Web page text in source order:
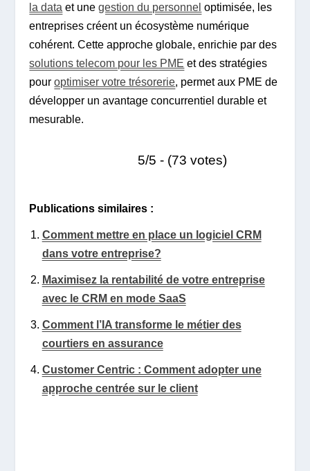
la data et unegestion du personnel optimisée, les
entreprises créent un écosystème numérique
cohérent. Cette approche globale, enrichie par des
solutions telecom pour les PME et des stratégies
pouroptimiser votre trésorerie, permet aux PME de
développer un avantage concurrentiel durable et
mesurable.
5/5 - (73 votes)
Publications similaires :
Comment mettre en place un logiciel CRM
dans votre entreprise?
Maximisez la rentabilité de votre entreprise
avec le CRM en mode SaaS
Comment l’IA transforme le métier des
courtiers en assurance
Customer Centric : Comment adopter une
approche centrée sur le client